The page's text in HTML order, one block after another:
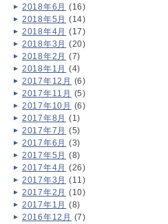
2018年6月 (16)
2018年5月 (14)
2018年4月 (17)
2018年3月 (20)
2018年2月 (7)
2018年1月 (4)
2017年12月 (6)
2017年11月 (5)
2017年10月 (6)
2017年8月 (1)
2017年7月 (5)
2017年6月 (3)
2017年5月 (8)
2017年4月 (26)
2017年3月 (11)
2017年2月 (10)
2017年1月 (8)
2016年12月 (7)